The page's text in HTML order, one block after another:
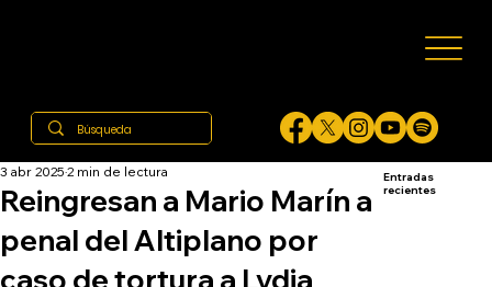
Reingresan a Mario Marín a
penal del Altiplano por
caso de tortura a Lydia
3 abr 2025 2 min de lectura
Entradas
recientes